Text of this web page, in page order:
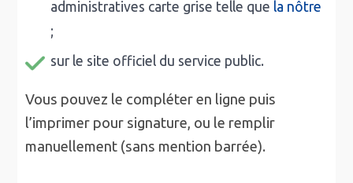
administratives carte grise telle que la nôtre
;
sur le site officiel du service public.
Vous pouvez le compléter en ligne puis
l’imprimer pour signature, ou le remplir
manuellement (sans mention barrée).